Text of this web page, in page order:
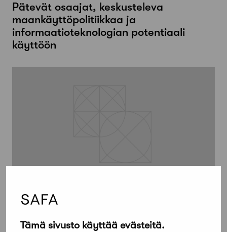
Tämä sivusto käyttää evästeitä.
Pätevät osaajat, keskusteleva
maankäyttöpolitiikkaa ja
informaatioteknologian potentiaali
käyttöön
24 maaliskuun, 2015
maankäyttöpolitiikkaa ja